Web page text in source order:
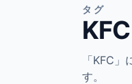
タグ
KFC
「KFC
す。